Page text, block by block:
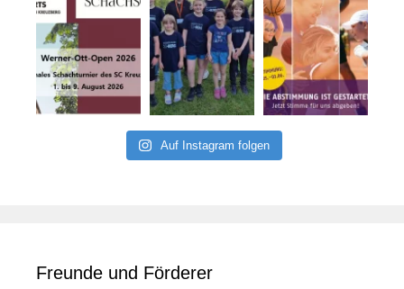
Auf Instagram folgen
Freunde und Förderer